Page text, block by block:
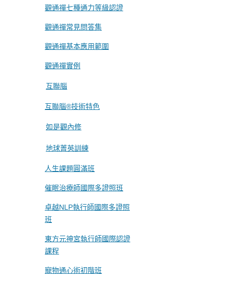
觀通禪七種通力等級認證
觀通禪常見問答集
觀通禪基本應用範圍
觀通禪實例
互聯腦
互聯腦®技術特色
如是觀內修
地球菁英訓練
人生課題圓滿班
催眠治療師國際多證照班
卓越NLP執行師國際多證照
班
東方元神宮執行師國際認證
課程
寵物通心術初階班